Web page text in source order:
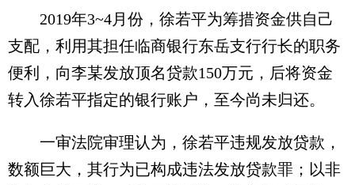
2019年3~4月份，徐若平为筹措资金供自己
支配，利用其担任临商银行东岳支行行长的职务
便利，向李某发放顶名贷款150万元，后将资金
转入徐若平指定的银行账户，至今尚未归还。
一审法院审理认为，徐若平违规发放贷款，
数额巨大，其行为已构成违法发放贷款罪；以非